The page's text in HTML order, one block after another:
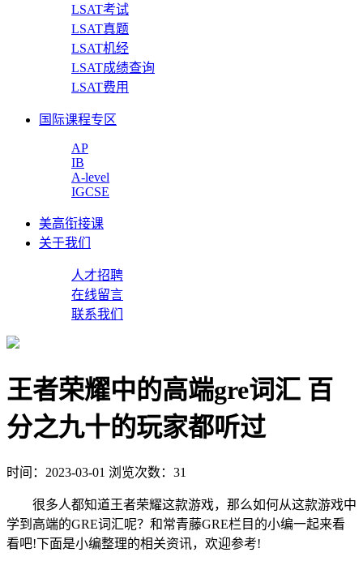
LSAT考试
LSAT真题
LSAT机经
LSAT成绩查询
LSAT费用
国际课程专区
AP
IB
A-level
IGCSE
美高衔接课
关于我们
人才招聘
在线留言
联系我们
王者荣耀中的高端gre词汇 百
分之九十的玩家都听过
时间：2023-03-01 浏览次数：31
很多人都知道王者荣耀这款游戏，那么如何从这款游戏中
学到高端的GRE词汇呢？和常青藤GRE栏目的小编一起来看
看吧!下面是小编整理的相关资讯，欢迎参考!